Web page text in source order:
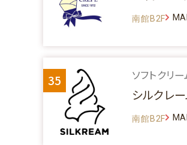
南館B2F
35 ソフトクリ
シルクレ
南館B2F